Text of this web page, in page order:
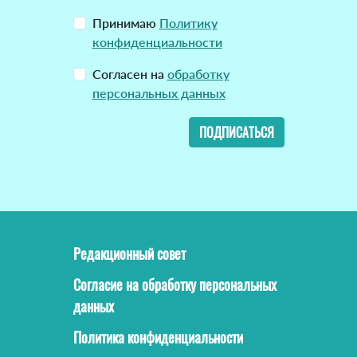
Принимаю Политику
конфиденциальности
Согласен на обработку
персональных данных
ПОДПИСАТЬСЯ
Редакционный совет
Согласие на обработку персональных
данных
Политика конфиденциальности